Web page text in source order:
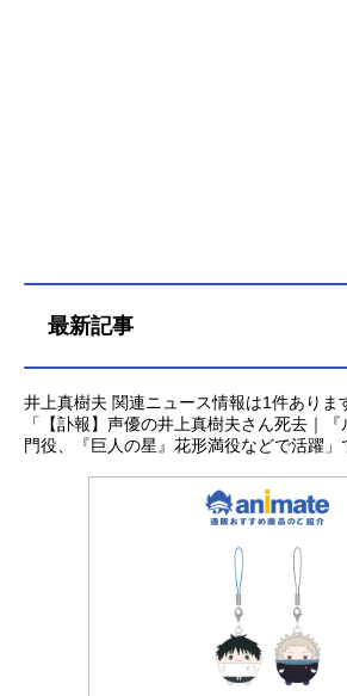
司、影山勇撮影
監督：山崎あき
力：東京読売巨人
テレビ、東京ムー
行け飛雄馬」アン
原一騎・川崎の
動画配信情報【
画配信サービス
含まれています
信情報は...
最新記事
井上真樹夫 関連ニュース情報は1件ありま
「【訃報】声優の井上真樹夫さん死去｜
門役、『巨人の星』花形満役などで活躍」